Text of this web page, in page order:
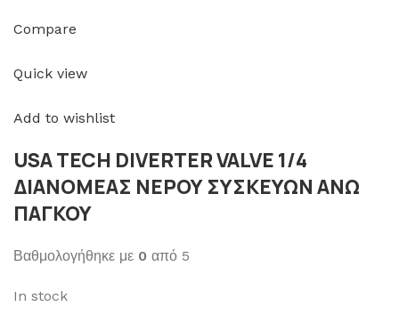
Compare
Quick view
Add to wishlist
USA TECH DIVERTER VALVE 1/4
ΔΙΑΝΟΜΕΑΣ ΝΕΡΟΥ ΣΥΣΚΕΥΩΝ ΑΝΩ
ΠΑΓΚΟΥ
Βαθμολογήθηκε με 0 από 5
In stock